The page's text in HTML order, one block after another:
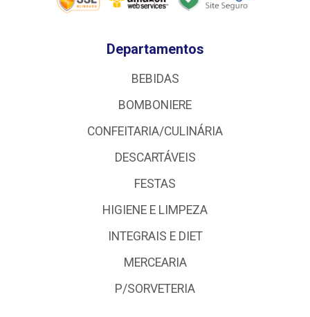
Departamentos
BEBIDAS
BOMBONIERE
CONFEITARIA/CULINÁRIA
DESCARTÁVEIS
FESTAS
HIGIENE E LIMPEZA
INTEGRAIS E DIET
MERCEARIA
P/SORVETERIA